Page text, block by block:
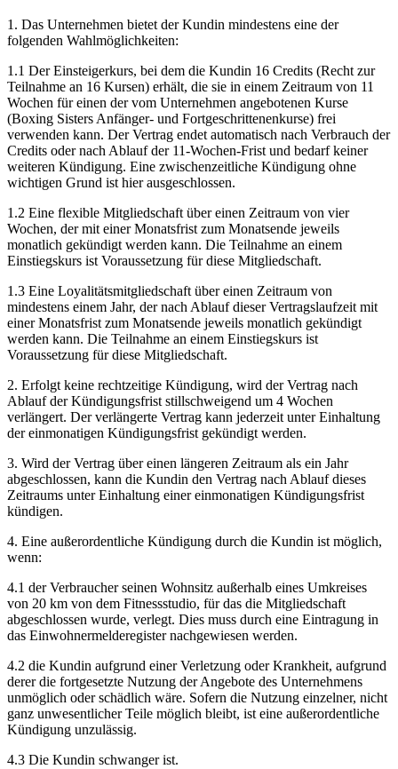
1. Das Unternehmen bietet der Kundin mindestens eine der
folgenden Wahlmöglichkeiten:
1.1 Der Einsteigerkurs, bei dem die Kundin 16 Credits (Recht zur
Teilnahme an 16 Kursen) erhält, die sie in einem Zeitraum von 11
Wochen für einen der vom Unternehmen angebotenen Kurse
(Boxing Sisters Anfänger- und Fortgeschrittenenkurse) frei
verwenden kann. Der Vertrag endet automatisch nach Verbrauch der
Credits oder nach Ablauf der 11-Wochen-Frist und bedarf keiner
weiteren Kündigung. Eine zwischenzeitliche Kündigung ohne
wichtigen Grund ist hier ausgeschlossen.
1.2 Eine flexible Mitgliedschaft über einen Zeitraum von vier
Wochen, der mit einer Monatsfrist zum Monatsende jeweils
monatlich gekündigt werden kann. Die Teilnahme an einem
Einstiegskurs ist Voraussetzung für diese Mitgliedschaft.
1.3 Eine Loyalitätsmitgliedschaft über einen Zeitraum von
mindestens einem Jahr, der nach Ablauf dieser Vertragslaufzeit mit
einer Monatsfrist zum Monatsende jeweils monatlich gekündigt
werden kann. Die Teilnahme an einem Einstiegskurs ist
Voraussetzung für diese Mitgliedschaft.
2. Erfolgt keine rechtzeitige Kündigung, wird der Vertrag nach
Ablauf der Kündigungsfrist stillschweigend um 4 Wochen
verlängert. Der verlängerte Vertrag kann jederzeit unter Einhaltung
der einmonatigen Kündigungsfrist gekündigt werden.
3. Wird der Vertrag über einen längeren Zeitraum als ein Jahr
abgeschlossen, kann die Kundin den Vertrag nach Ablauf dieses
Zeitraums unter Einhaltung einer einmonatigen Kündigungsfrist
kündigen.
4. Eine außerordentliche Kündigung durch die Kundin ist möglich,
wenn:
4.1 der Verbraucher seinen Wohnsitz außerhalb eines Umkreises
von 20 km von dem Fitnessstudio, für das die Mitgliedschaft
abgeschlossen wurde, verlegt. Dies muss durch eine Eintragung in
das Einwohnermelderegister nachgewiesen werden.
4.2 die Kundin aufgrund einer Verletzung oder Krankheit, aufgrund
derer die fortgesetzte Nutzung der Angebote des Unternehmens
unmöglich oder schädlich wäre. Sofern die Nutzung einzelner, nicht
ganz unwesentlicher Teile möglich bleibt, ist eine außerordentliche
Kündigung unzulässig.
4.3 Die Kundin schwanger ist.